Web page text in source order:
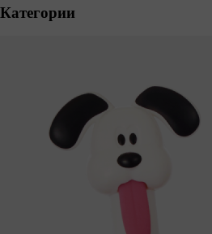
Категории